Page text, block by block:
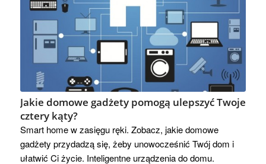
Jakie domowe gadżety pomogą ulepszyć Twoje
cztery kąty?
Smart home w zasięgu ręki. Zobacz, jakie domowe
gadżety przydadzą się, żeby unowocześnić Twój dom i
ułatwić Ci życie. Inteligentne urządzenia do domu.